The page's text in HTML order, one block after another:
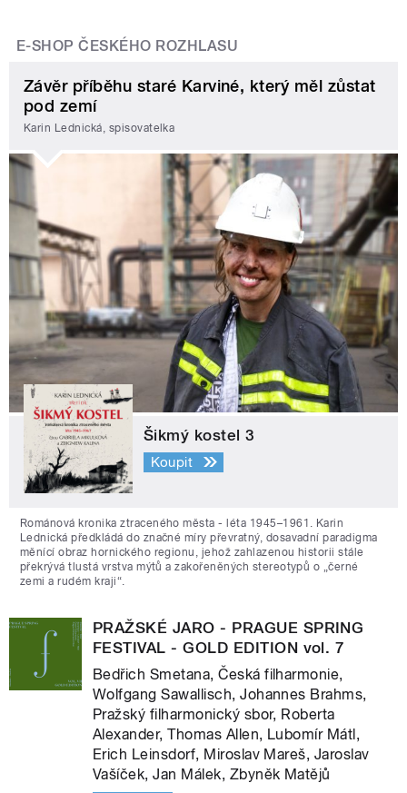
E-SHOP ČESKÉHO ROZHLASU
Závěr příběhu staré Karviné, který měl zůstat
pod zemí
Karin Lednická, spisovatelka
Šikmý kostel 3
Koupit
Románová kronika ztraceného města - léta 1945–1961. Karin
Lednická předkládá do značné míry převratný, dosavadní paradigma
měnící obraz hornického regionu, jehož zahlazenou historii stále
překrývá tlustá vrstva mýtů a zakořeněných stereotypů o „černé
zemi a rudém kraji“.
PRAŽSKÉ JARO - PRAGUE SPRING
FESTIVAL - GOLD EDITION vol. 7
Bedřich Smetana, Česká filharmonie,
Wolfgang Sawallisch, Johannes Brahms,
Pražský filharmonický sbor, Roberta
Alexander, Thomas Allen, Lubomír Mátl,
Erich Leinsdorf, Miroslav Mareš, Jaroslav
Vašíček, Jan Málek, Zbyněk Matějů